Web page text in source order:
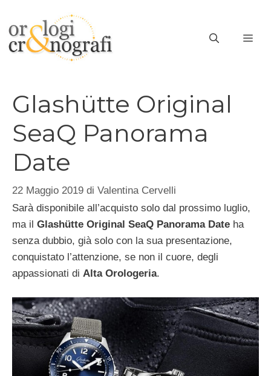
contenuto
Glashütte Original
SeaQ Panorama
Date
22 Maggio 2019 di Valentina Cervelli
Sarà disponibile all’acquisto solo dal prossimo luglio,
ma il Glashütte Original SeaQ Panorama Date ha
senza dubbio, già solo con la sua presentazione,
conquistato l’attenzione, se non il cuore, degli
appassionati di Alta Orologeria.